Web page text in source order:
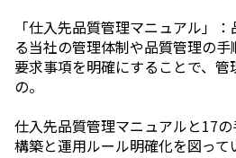
「仕入先品質管理マニュアル」
る当社の管理体制や品質管理の
要求事項を明確にすることで、
の。
仕入先品質管理マニュアルと17
構築と運用ルール明確化を図って